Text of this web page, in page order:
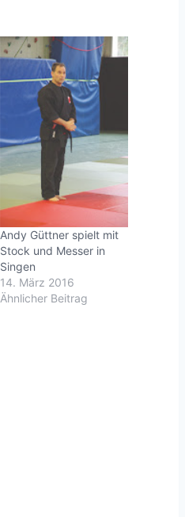
Andy Güttner spielt mit
Stock und Messer in
Singen
14. März 2016
Ähnlicher Beitrag